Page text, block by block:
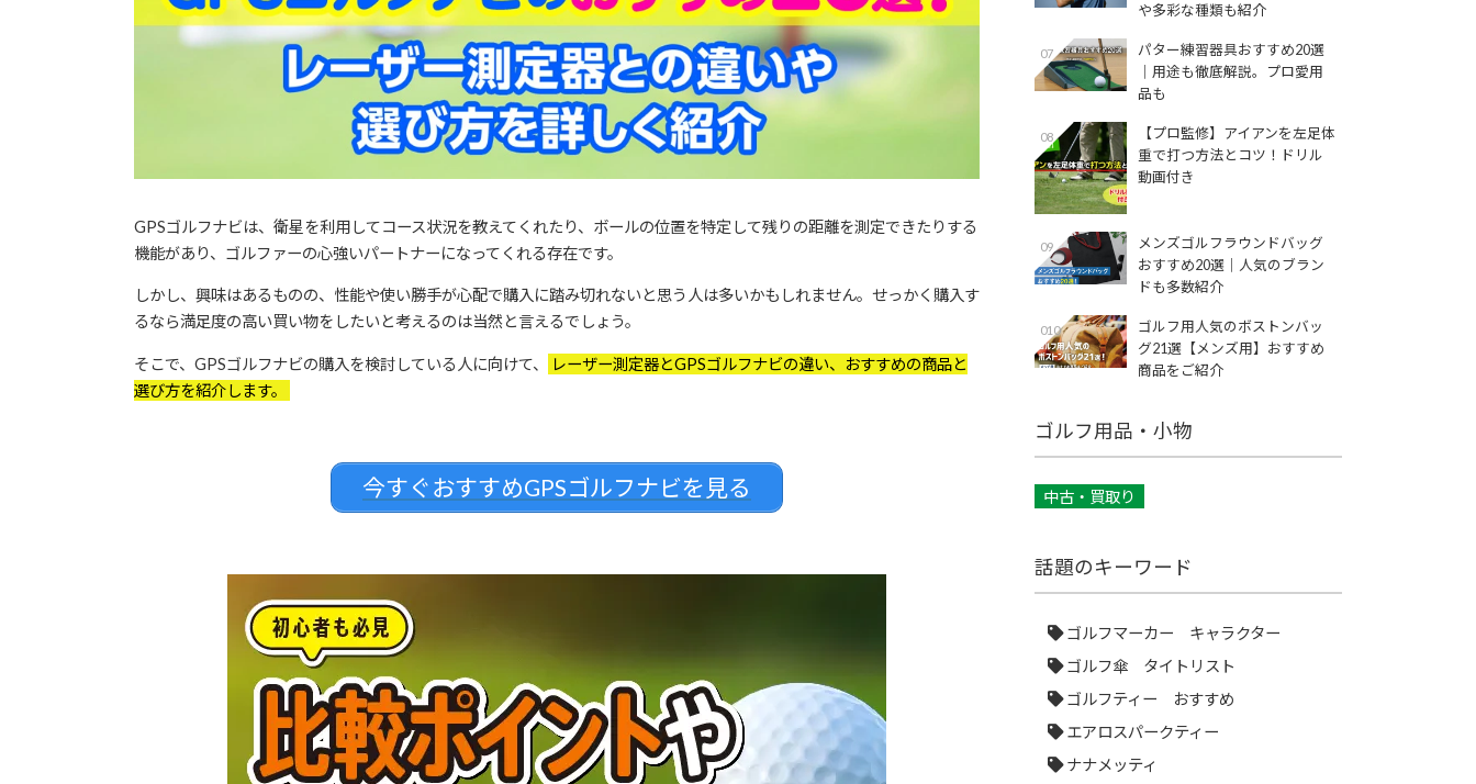
GPSゴルフナビは、衛星を利用してコース状況を教えてくれたり、ボールの位置を特定して残りの距離を測定できたりする
機能があり、ゴルファーの心強いパートナーになってくれる存在です。
しかし、興味はあるものの、性能や使い勝手が心配で購入に踏み切れないと思う人は多いかもしれません。せっかく購入す
るなら満足度の高い買い物をしたいと考えるのは当然と言えるでしょう。
そこで、GPSゴルフナビの購入を検討している人に向けて、
レーザー測定器とGPSゴルフナビの違い、おすすめの商品と
選び方を紹介します。
今すぐおすすめGPSゴルフナビを見る
や多彩な種類も紹介
07
パター練習器具おすすめ20選
｜用途も徹底解説。プロ愛用
品も
08
【プロ監修】アイアンを左足体
重で打つ方法とコツ！ドリル
動画付き
09
メンズゴルフラウンドバッグ
おすすめ20選｜人気のブラン
ドも多数紹介
010
ゴルフ用人気のボストンバッ
グ21選【メンズ用】おすすめ
商品をご紹介
ゴルフ用品・小物
中古・買取り
話題のキーワード
ゴルフマーカー キャラクター
ゴルフ傘 タイトリスト
ゴルフティー おすすめ
エアロスパークティー
ナナメッティ